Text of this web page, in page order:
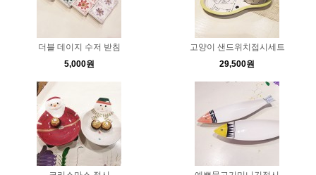
더블 데이지 수저 받침
5,000원
고양이 샌드위치접시세트
29,500원